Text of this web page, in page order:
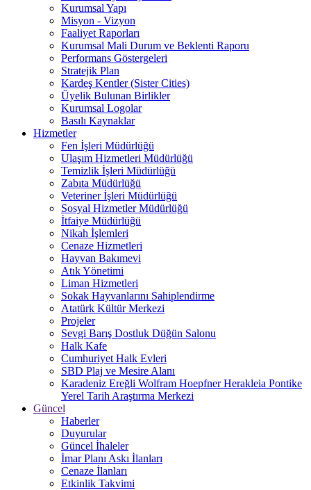
Kurumsal Yapı
Misyon - Vizyon
Faaliyet Raporları
Kurumsal Mali Durum ve Beklenti Raporu
Performans Göstergeleri
Stratejik Plan
Kardeş Kentler (Sister Cities)
Üyelik Bulunan Birlikler
Kurumsal Logolar
Basılı Kaynaklar
Hizmetler
Fen İşleri Müdürlüğü
Ulaşım Hizmetleri Müdürlüğü
Temizlik İşleri Müdürlüğü
Zabıta Müdürlüğü
Veteriner İşleri Müdürlüğü
Sosyal Hizmetler Müdürlüğü
İtfaiye Müdürlüğü
Nikah İşlemleri
Cenaze Hizmetleri
Hayvan Bakımevi
Atık Yönetimi
Liman Hizmetleri
Sokak Hayvanlarını Sahiplendirme
Atatürk Kültür Merkezi
Projeler
Sevgi Barış Dostluk Düğün Salonu
Halk Kafe
Cumhuriyet Halk Evleri
SBD Plaj ve Mesire Alanı
Karadeniz Ereğli Wolfram Hoepfner Herakleia Pontike
Yerel Tarih Araştırma Merkezi
Güncel
Haberler
Duyurular
Güncel İhaleler
İmar Planı Askı İlanları
Cenaze İlanları
Etkinlik Takvimi